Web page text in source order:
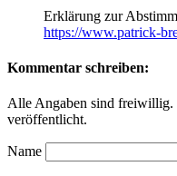
Erklärung zur
https://www.patrick-
Kommentar schreiben:
Alle Angaben sind
veröffentlicht.
Name